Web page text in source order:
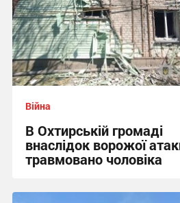
Війна
В Охтирській громаді
внаслідок ворожої
травмовано чоловіка